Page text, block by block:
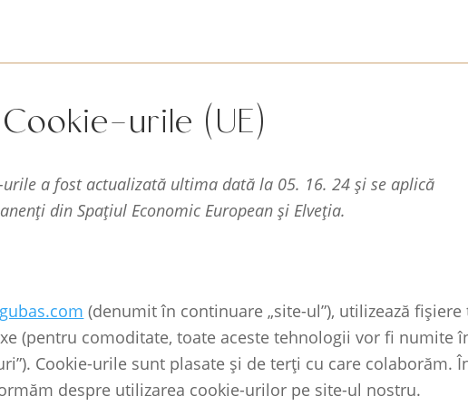
urile (UE)
a fost actualizată ultima dată la 05. 16. 24 și se aplică
din Spațiul Economic European și Elveția.
(denumit în continuare „site-ul”), utilizează fișiere
(pentru comoditate, toate aceste tehnologii vor fi numite
Cookie-urile sunt plasate și de terți cu care colaborăm.
despre utilizarea cookie-urilor pe site-ul nostru.